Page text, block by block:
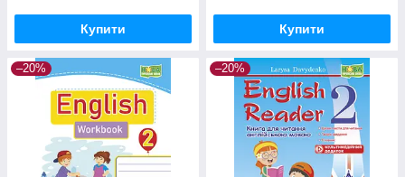
Купити Купити
–20% –20%